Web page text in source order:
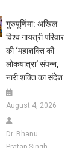
List
गुरुपूर्णिमा: अखिल
विश्व गायत्री परिवार
की ‘महाशक्ति की
लोकयात्रा’ संपन्न,
नारी शक्ति का संदेश
August 4, 2026
Dr. Bhanu